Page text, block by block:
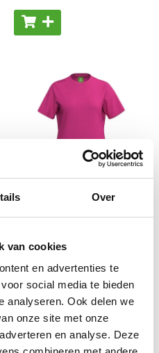
Over
van cookies
en advertenties te
social media te bieden
analyseren. Ook delen we
onze site met onze
en analyse. Deze
ERIMA TS T-Shirt Dames |
pink | 2082674
€ 12,89 € 16
€ 15,60 € 20,-incl BTW